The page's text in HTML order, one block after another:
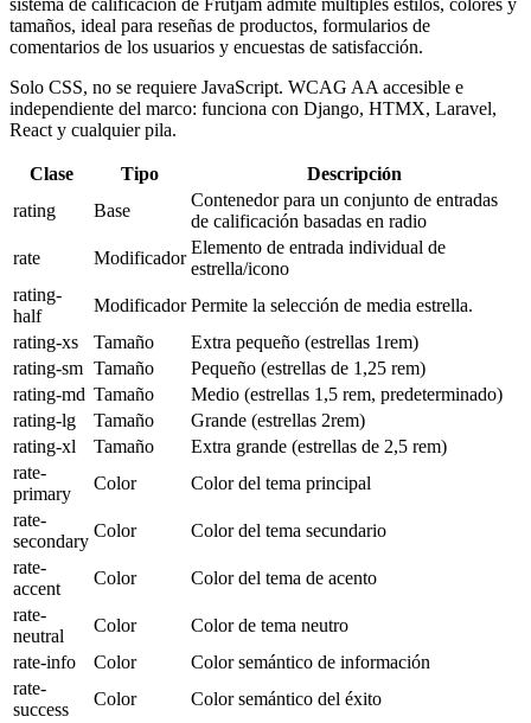
tamaños, ideal para reseñas de productos, formularios de
comentarios de los usuarios y encuestas de satisfacción.
Solo CSS, no se requiere JavaScript. WCAG AA accesible e
independiente del marco: funciona con Django, HTMX, Laravel,
React y cualquier pila.
Clase Tipo
Descripción
rating
Base
Contenedor para un conjunto de entradas
de calificación basadas en radio
rate
Modificador
Elemento de entrada individual de
estrella/icono
rating-
half
Modificador Permite la selección de media estrella.
rating-xs
Tamaño
Extra pequeño (estrellas 1rem)
rating-sm Tamaño
Pequeño (estrellas de 1,25 rem)
rating-md Tamaño
Medio (estrellas 1,5 rem, predeterminado)
rating-lg
Tamaño
Grande (estrellas 2rem)
rating-xl
Tamaño
Extra grande (estrellas de 2,5 rem)
rate-
primary
Color
Color del tema principal
rate-
secondary
Color
Color del tema secundario
rate-
accent
Color
Color del tema de acento
rate-
neutral
Color
Color de tema neutro
rate-info
Color
Color semántico de información
rate-
success
Color
Color semántico del éxito